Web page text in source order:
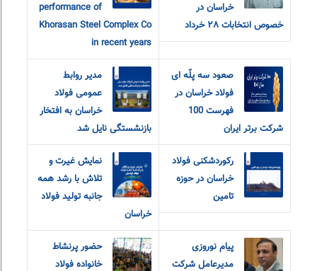
خراسان در
خصوص انتخابات ٢٨ خرداد
performance of
Khorasan Steel Complex Co
in recent years
صعود سه پلّه ای
فولاد خراسان در
فهرست 100
شرکت برتر ایران
مدیر روابط
عمومی فولاد
خراسان به افتخار
بازنشستگی نایل شد
رکوردشکنی فولاد
خراسان در حوزه
تامین
نمایش غیرت و
تلاش با رشد همه
جانبه تولید فولاد
خراسان
پیام نوروزی
مدیرعامل شرکت
حضور پرنشاط
خانواده فولاد